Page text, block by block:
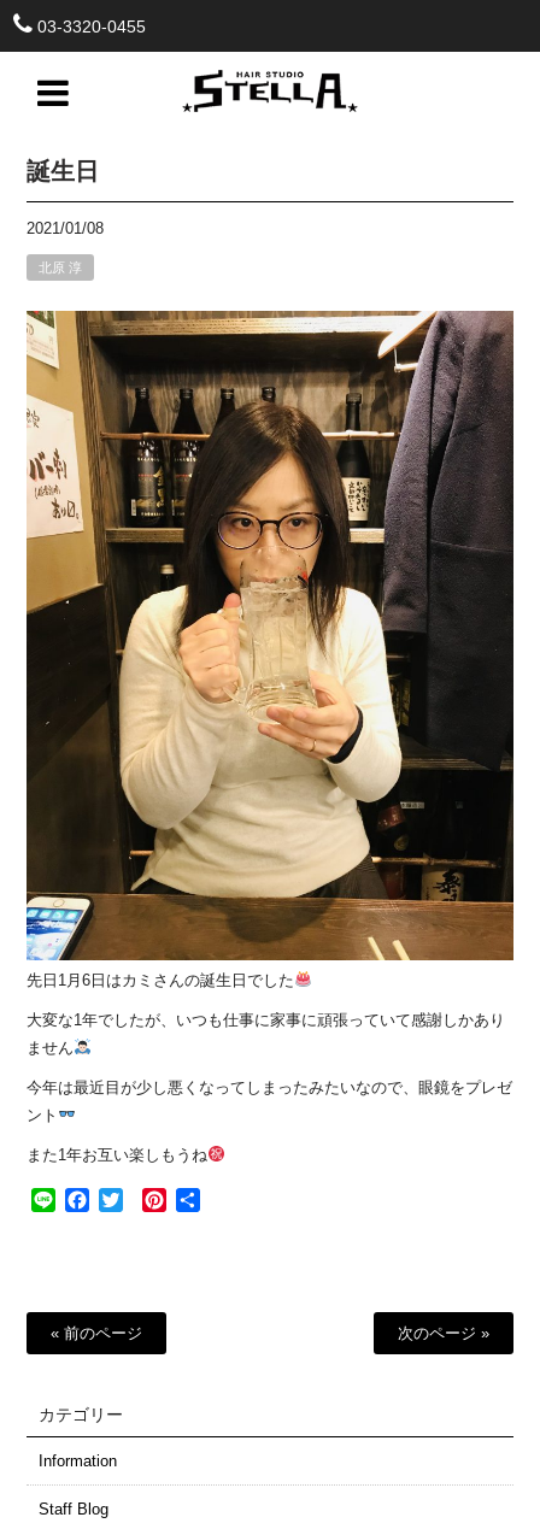
03-3320-0455
誕生日
2021/01/08
北原 淳
先日1月6日はカミさんの誕生日でした
大変な1年でしたが、いつも仕事に家事に頑張っていて感謝しかあり
ません
今年は最近目が少し悪くなってしまったみたいなので、眼鏡をプレゼ
ント
また1年お互い楽しもうね
Line Facebook
Twitter Pinterest
« 前のページ 次のページ »
カテゴリー
Information
Staff Blog